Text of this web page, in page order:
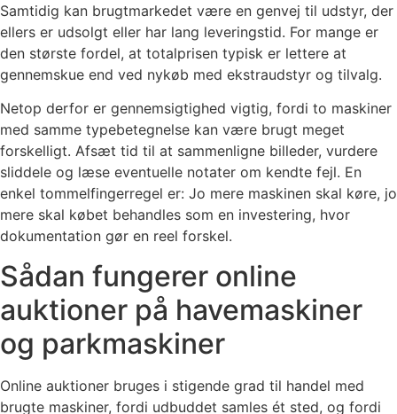
Samtidig kan brugtmarkedet være en genvej til udstyr, der
ellers er udsolgt eller har lang leveringstid. For mange er
den største fordel, at totalprisen typisk er lettere at
gennemskue end ved nykøb med ekstraudstyr og tilvalg.
Netop derfor er gennemsigtighed vigtig, fordi to maskiner
med samme typebetegnelse kan være brugt meget
forskelligt. Afsæt tid til at sammenligne billeder, vurdere
sliddele og læse eventuelle notater om kendte fejl. En
enkel tommelfingerregel er: Jo mere maskinen skal køre, jo
mere skal købet behandles som en investering, hvor
dokumentation gør en reel forskel.
Sådan fungerer online
auktioner på havemaskiner
og parkmaskiner
Online auktioner bruges i stigende grad til handel med
brugte maskiner, fordi udbuddet samles ét sted, og fordi